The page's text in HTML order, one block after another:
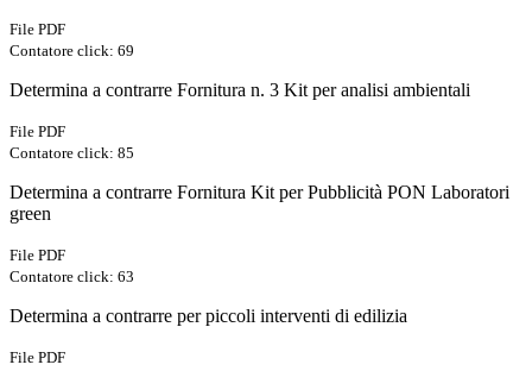
File PDF
Contatore click: 69
Determina a contrarre Fornitura n. 3 Kit per analisi ambientali
File PDF
Contatore click: 85
Determina a contrarre Fornitura Kit per Pubblicità PON Laboratori
green
File PDF
Contatore click: 63
Determina a contrarre per piccoli interventi di edilizia
File PDF